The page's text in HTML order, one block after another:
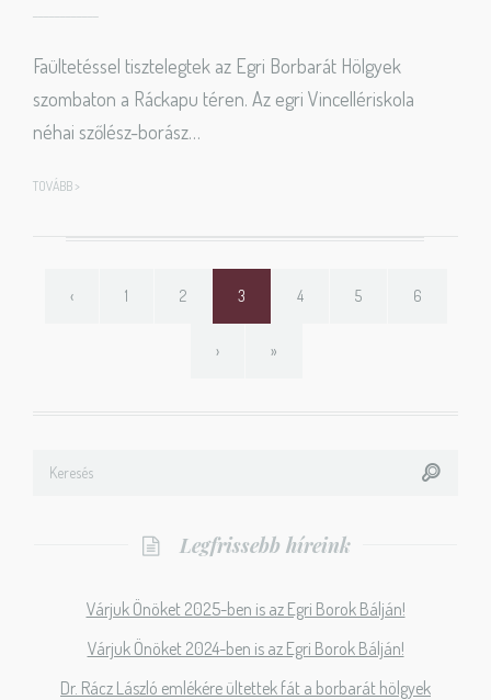
Faültetéssel tisztelegtek az Egri Borbarát Hölgyek
szombaton a Ráckapu téren. Az egri Vincellériskola
néhai szőlész-borász…
TOVÁBB >
‹ 1 2 3 4 5 6
› »
Legfrissebb híreink
Várjuk Önöket 2025-ben is az Egri Borok Bálján!
Várjuk Önöket 2024-ben is az Egri Borok Bálján!
Dr. Rácz László emlékére ültettek fát a borbarát hölgyek